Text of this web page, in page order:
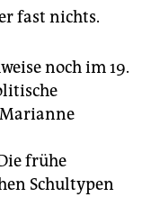
fast nichts.
noch im 19.
frühe
Schultypen